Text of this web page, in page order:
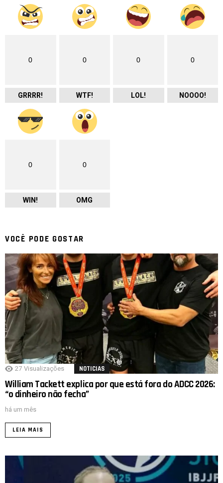
0
GRRRR!
0
WTF!
0
LOL!
0
NOOOO!
0
WIN!
0
OMG
VOCÊ PODE GOSTAR
27 Visualizações NOTICIAS
William Tackett explica por que está fora do ADCC 2026:
“o dinheiro não fecha”
há um mês
LEIA MAIS